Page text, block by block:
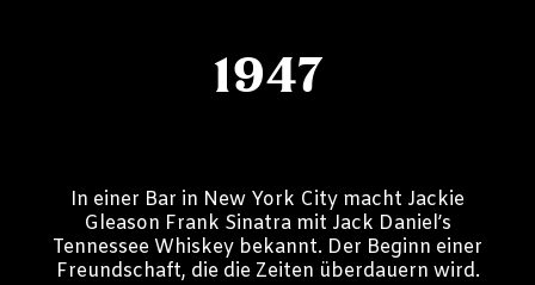
1947
In einer Bar in New York City macht Jackie
Gleason Frank Sinatra mit Jack Daniel’s
Tennessee Whiskey bekannt. Der Beginn einer
Freundschaft, die die Zeiten überdauern wird.